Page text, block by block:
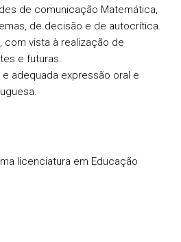
de comunicação Matemática,
de decisão e de autocrítica.
com vista à realização de
e futuras.
adequada expressão oral e
licenciatura em Educação